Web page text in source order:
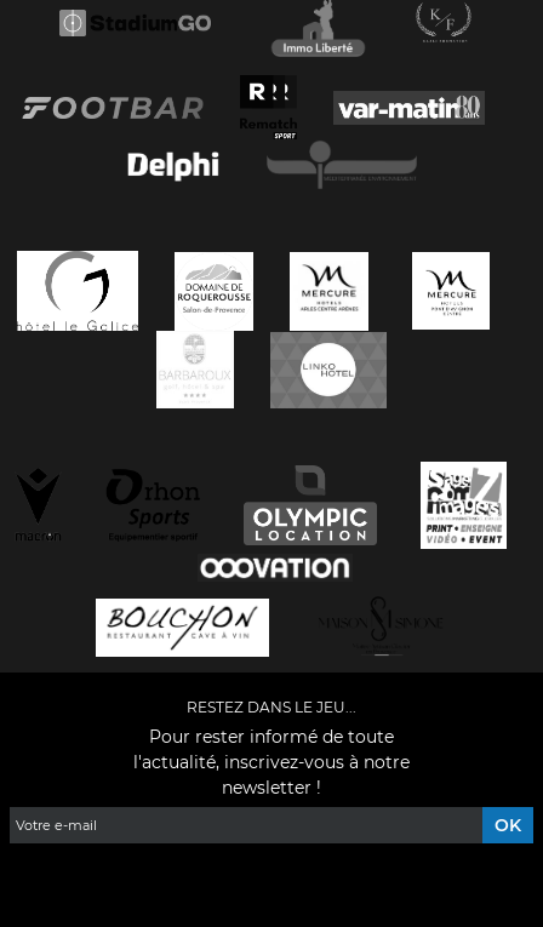
RESTEZ DANS LE JEU...
Pour rester informé de toute
l'actualité, inscrivez-vous à notre
newsletter !